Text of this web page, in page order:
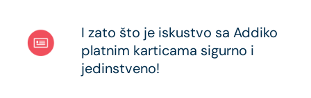
I zato što je iskustvo sa Addiko
platnim karticama sigurno i
jedinstveno!